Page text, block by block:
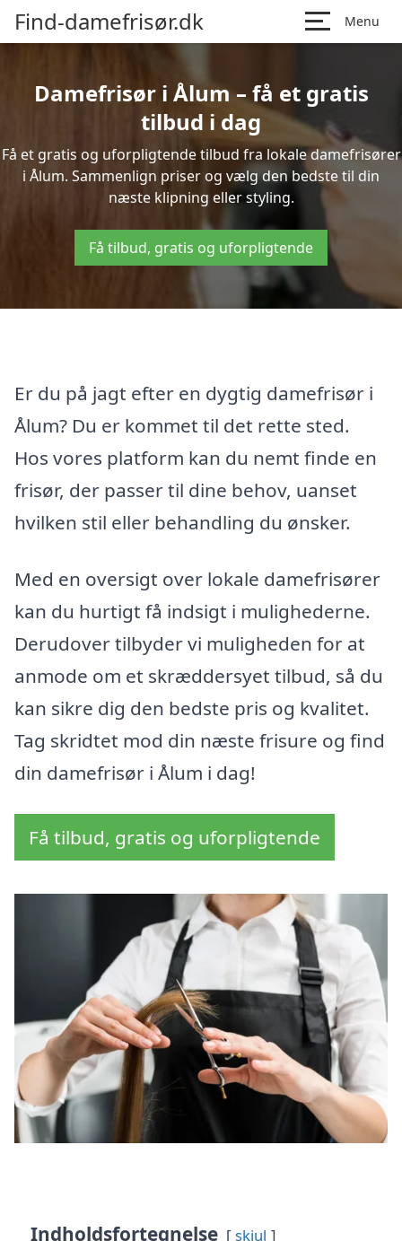
Find-damefrisør.dk Menu
Damefrisør i Ålum – få et gratis
tilbud i dag
Få et gratis og uforpligtende tilbud fra lokale damefrisører
i Ålum. Sammenlign priser og vælg den bedste til din
næste klipning eller styling.
Få tilbud, gratis og uforpligtende
Er du på jagt efter en dygtig damefrisør i
Ålum? Du er kommet til det rette sted.
Hos vores platform kan du nemt finde en
frisør, der passer til dine behov, uanset
hvilken stil eller behandling du ønsker.
Med en oversigt over lokale damefrisører
kan du hurtigt få indsigt i mulighederne.
Derudover tilbyder vi muligheden for at
anmode om et skræddersyet tilbud, så du
kan sikre dig den bedste pris og kvalitet.
Tag skridtet mod din næste frisure og find
din damefrisør i Ålum i dag!
Få tilbud, gratis og uforpligtende
Indholdsfortegnelse skjul